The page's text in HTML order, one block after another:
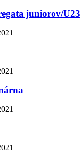
juniorov/U23